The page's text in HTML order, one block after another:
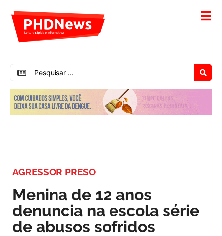
AGRESSOR PRESO
Menina de 12 anos
denuncia na escola série
de abusos sofridos